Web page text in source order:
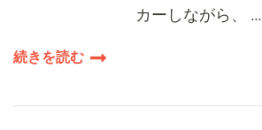
カーしながら、 …
続きを読む